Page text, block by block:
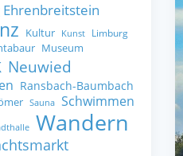
Ehrenbreitstein
Kultur Kunst Limburg
Museum
Neuwied
Ransbach-Baumbach
Sauna Schwimmen
Wandern